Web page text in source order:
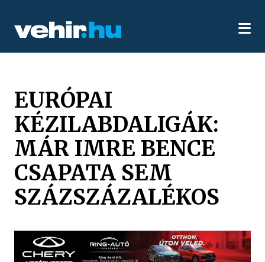
EURÓPAI
KÉZILABDALIGÁK:
MÁR IMRE BENCE
CSAPATA SEM
SZÁZSZÁZALÉKOS